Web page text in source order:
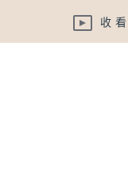
收看